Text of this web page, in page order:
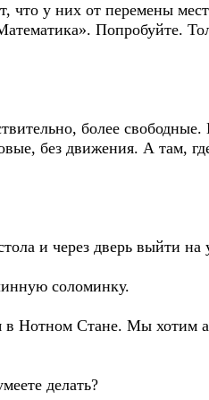
у них от перемены
Попробуйте.
более
без движения. А там,
и через дверь выйти на
соломинку.
в Нотном Стане. Мы хотим
делать?